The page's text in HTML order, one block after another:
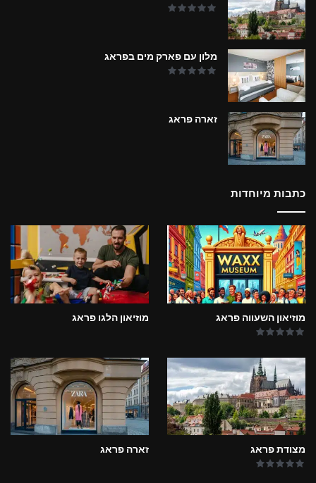
מלון עם פארק מים בפראג
זארה פראג
כתבות מיוחדות
מוזיאון השעווה פראג מוזיאון הלגו פראג
מצודת פראג זארה פראג